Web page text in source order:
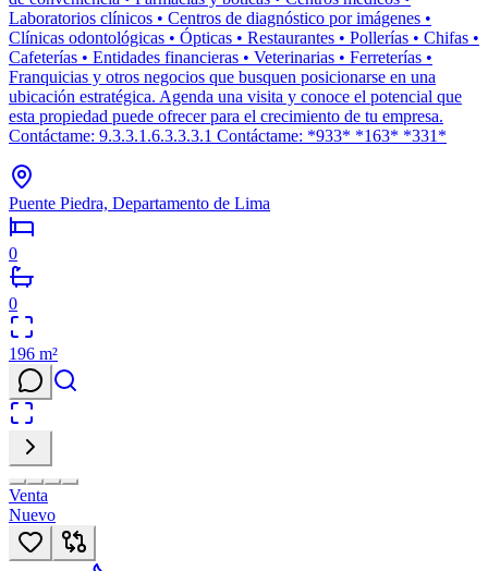
Laboratorios clínicos • Centros de diagnóstico por imágenes •
Clínicas odontológicas • Ópticas • Restaurantes • Pollerías • Chifas •
Cafeterías • Entidades financieras • Veterinarias • Ferreterías •
Franquicias y otros negocios que busquen posicionarse en una
ubicación estratégica. Agenda una visita y conoce el potencial que
esta propiedad puede ofrecer para el crecimiento de tu empresa.
Contáctame: 9.3.3.1.6.3.3.3.1 Contáctame: *933* *163* *331*
Puente Piedra, Departamento de Lima
0
0
196 m²
Venta
Nuevo